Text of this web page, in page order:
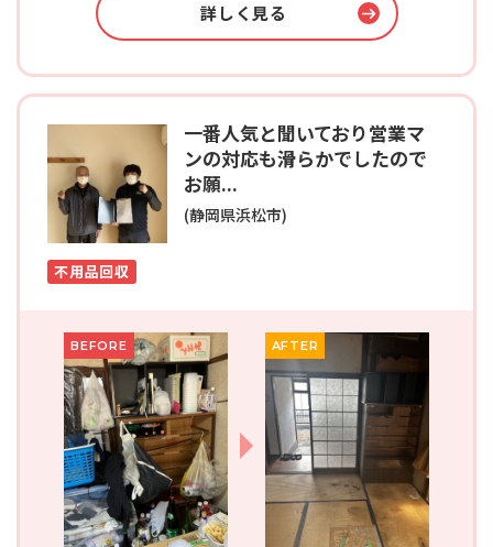
詳しく見る
一番人気と聞いており営業マ
ンの対応も滑らかでしたので
お願...
(静岡県浜松市)
不用品回収
BEFORE AFTER